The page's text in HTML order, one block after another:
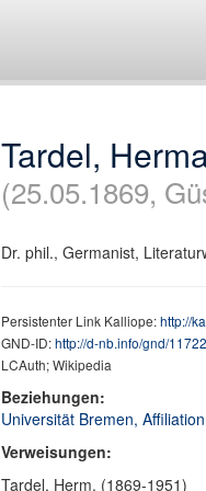
Tardel,
(25.05.1869,
Dr. phil., Germanist,
Persistenter Link Kalliope:http://
GND-ID:http://d-nb.info/gnd/
LCAuth; Wikipedia
Beziehungen:
Universität Bremen,
Verweisungen:
Tardel, Herm. (1869-1951)